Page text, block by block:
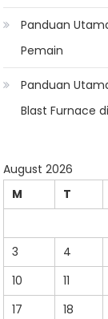
Panduan
Pemain
Panduan
Blast Furnace
August 2026
M
T
3
4
10
11
17
18